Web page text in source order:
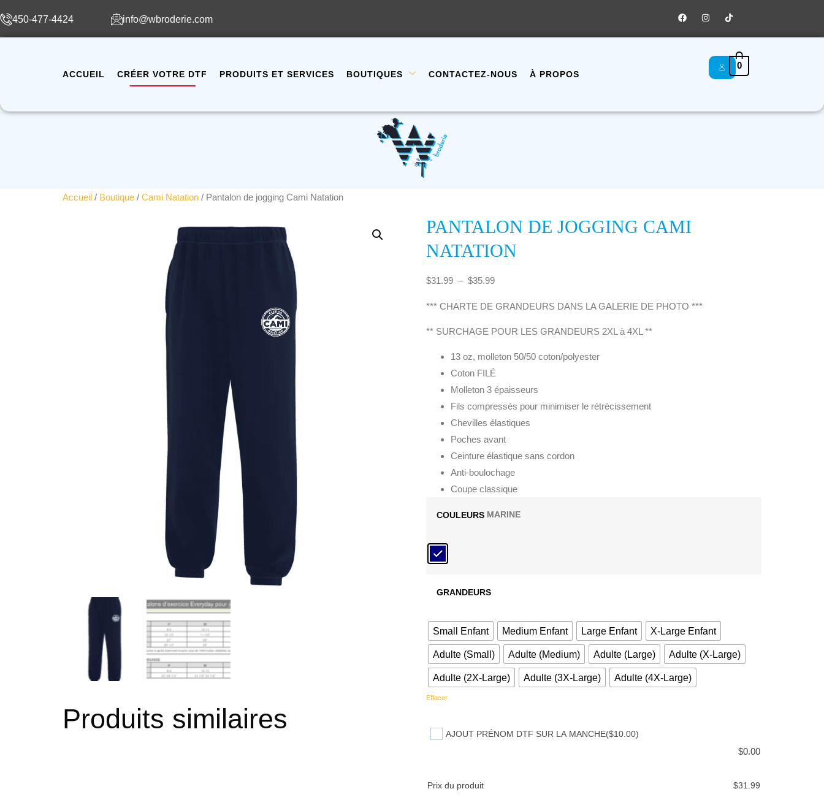
450-477-4424 info@wbroderie.com
ACCUEIL CRÉER VOTRE DTF PRODUITS ET SERVICES BOUTIQUES CONTACTEZ-NOUS À PROPOS
0
Accueil / Boutique / Cami Natation / Pantalon de jogging Cami Natation
PANTALON DE JOGGING CAMI
NATATION
$31.99 – $35.99
*** CHARTE DE GRANDEURS DANS LA GALERIE DE PHOTO ***
** SURCHAGE POUR LES GRANDEURS 2XL à 4XL **
13 oz, molleton 50/50 coton/polyester
Coton FILÉ
Molleton 3 épaisseurs
Fils compressés pour minimiser le rétrécissement
Chevilles élastiques
Poches avant
Ceinture élastique sans cordon
Anti-boulochage
Coupe classique
COULEURS MARINE
GRANDEURS
Small Enfant Medium Enfant Large Enfant X-Large Enfant
Adulte (Small) Adulte (Medium) Adulte (Large) Adulte (X-Large)
Adulte (2X-Large) Adulte (3X-Large) Adulte (4X-Large)
Effacer
AJOUT PRÉNOM DTF SUR LA MANCHE($10.00)
$0.00
Prix du produit $31.99
Produits similaires